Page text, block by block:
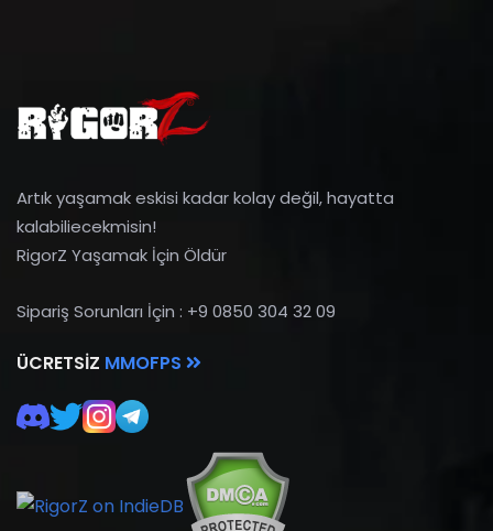
Artık yaşamak eskisi kadar kolay değil, hayatta
kalabiliecekmisin!
RigorZ Yaşamak İçin Öldür
Sipariş Sorunları İçin : +9 0850 304 32 09
ÜCRETSIZ MMOFPS